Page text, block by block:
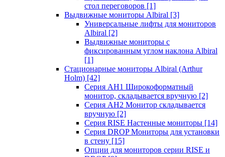
стол переговоров [1]
Выдвижные мониторы Albiral [3]
Универсальные лифты для мониторов
Albiral [2]
Выдвижные мониторы с
фиксированным углом наклона Albiral
[1]
Стационарные мониторы Albiral (Arthur
Holm) [42]
Серия AH1 Широкоформатный
монитор, складывается вручную [2]
Серия AH2 Монитор складывается
вручную [2]
Серия RISE Настенные мониторы [14]
Серия DROP Мониторы для установки
в стену [15]
Опции для мониторов серии RISE и